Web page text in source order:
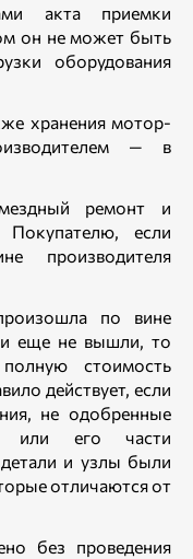
акта приемки
он не может быть
оборудования
хранения мотор-
— в
ремонт и
если
производителя
по вине
еще не вышли, то
стоимость
действует, если
не одобренные
или его части
и узлы были
отличаются от
без проведения